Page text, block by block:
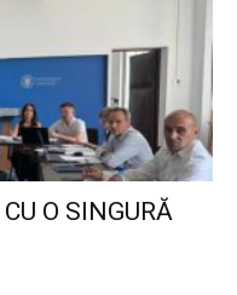
O SINGURĂ